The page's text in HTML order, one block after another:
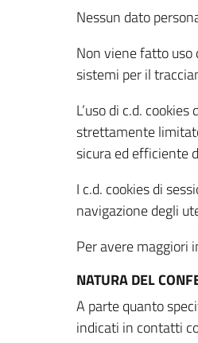
Nessun dato
Non viene fatto uso
sistemi per il
L’uso di c.d.
strettamente
sicura ed efficiente
I c.d. cookies di
navigazione degli
Per avere maggiori
NATURA DEL
A parte quanto
indicati in contatti